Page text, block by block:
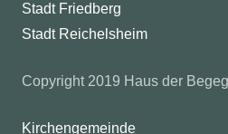
Stadt Friedberg
Stadt Reichelsheim
Copyright 2019 Haus der
Kirchengemeinde